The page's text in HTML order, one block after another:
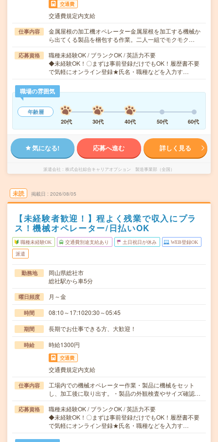
交通費
交通費規定内支給
仕事内容
金属屋根の加工機オペレーター金属屋根を加工する機械か
ら出てくる製品を梱包する作業。二人一組でモクモク…
応募資格
職種未経験OK / ブランクOK / 英語力不要
◆未経験OK！〇まずは事前登録だけでもOK！履歴書不要
で気軽にオンライン登録★氏名・職種などを入力す…
職場の雰囲気
年齢層
20代
30代 40代 50代 60代
気になる! 応募へ進む 詳しく見る
派遣会社 株式会社綜合キャリアオプション 製造事業部（全国）
未読 掲載日 2026/08/05
【未経験者歓迎！】程よく残業で収入にプラ
ス！機械オペレーター/日払いOK
職種未経験OK 交通費別途支給あり 土日祝日が休み WEB登録OK
派遣
勤務地
岡山県総社市
総社駅から車5分
曜日頻度 月～金
時間 08:10～17:1020:30～05:45
期間 長期でお仕事できる方、大歓迎！
時給 時給1300円
交通費
交通費規定内支給
仕事内容
工場内での機械オペレーター作業・製品に機械をセット
し、加工後に取り出す。・製品の外観検査やサイズ確認…
応募資格
職種未経験OK / ブランクOK / 英語力不要
◆未経験OK！〇まずは事前登録だけでもOK！履歴書不要
で気軽にオンライン登録★氏名・職種などを入力す…